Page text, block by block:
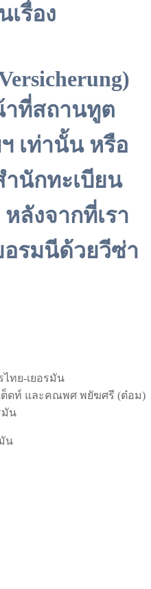
รื่อง
าที่สถานทูต
เท่านั้น หรือ
นักทะเบียน
ลังจากที่เรา
อรมนีด้วยวีซ่า
ทย-เยอรมัน
ต็ดท์ และคณพศ พยัฆศรี (ต๋อม)
มัน
น